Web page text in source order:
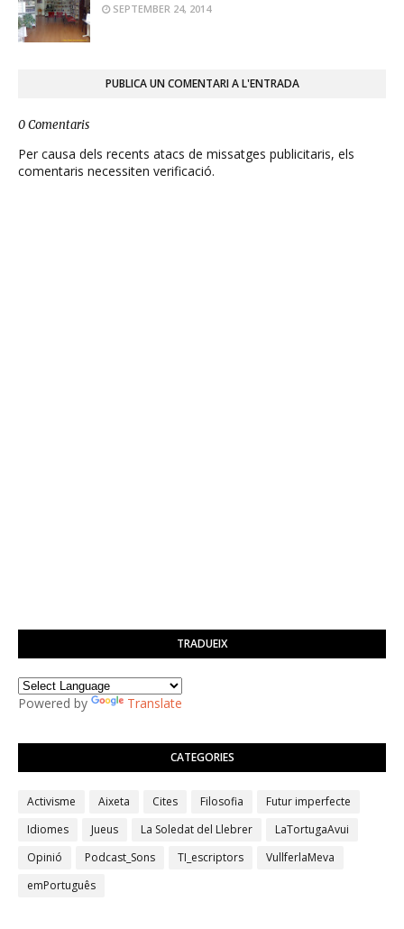
SEPTEMBER 24, 2014
PUBLICA UN COMENTARI A L'ENTRADA
0 Comentaris
Per causa dels recents atacs de missatges publicitaris, els
comentaris necessiten verificació.
TRADUEIX
Powered by Translate
CATEGORIES
Activisme Aixeta Cites Filosofia
Futur imperfecte
Idiomes
Jueus La Soledat del Llebrer
LaTortugaAvui
Opinió
Podcast_Sons TI_escriptors
VullferlaMeva
emPortuguês